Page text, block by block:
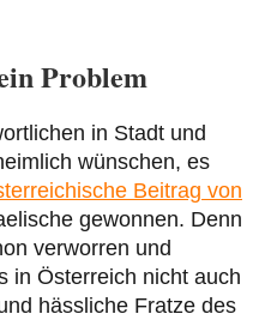
Problem
in Stadt und
wünschen, es
Beitrag von
gewonnen. Denn
verworren und
in Österreich nicht auch
hässliche Fratze des